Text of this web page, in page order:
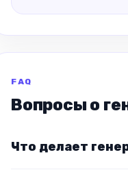
FAQ
Вопросы о
Что делает